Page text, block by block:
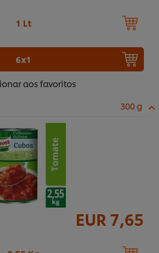
1 Lt
6x1
aos favoritos
300 g
EUR 7,65